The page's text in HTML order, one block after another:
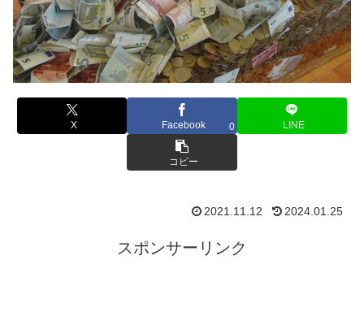
X Facebook 0 LINE
コピー
2021.11.12 2024.01.25
スポンサーリンク